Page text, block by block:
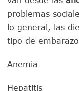
problemas
lo general, las
tipo de
Anemia
Hepatitis